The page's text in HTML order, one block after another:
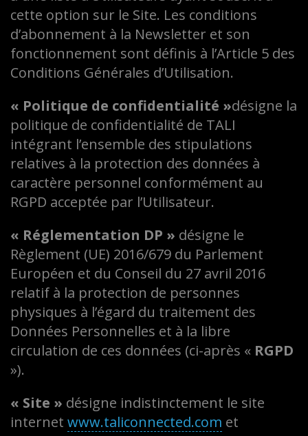
cette option sur le Site. Les conditions
d’abonnement à la Newsletter et son
fonctionnement sont définis à l’Article 5 des
Conditions Générales d’Utilisation.
« Politique de confidentialité »désigne la
politique de confidentialité de TALI
intégrant l’ensemble des stipulations
relatives à la protection des données à
caractère personnel conformément au
RGPD acceptée par l’Utilisateur.
« Réglementation DP » désigne le
Règlement (UE) 2016/679 du Parlement
Européen et du Conseil du 27 avril 2016
relatif à la protection de personnes
physiques à l’égard du traitement des
Données Personnelles et à la libre
circulation de ces données (ci-après « RGPD
»).
« Site » désigne indistinctement le site
internet www.taliconnected.com et